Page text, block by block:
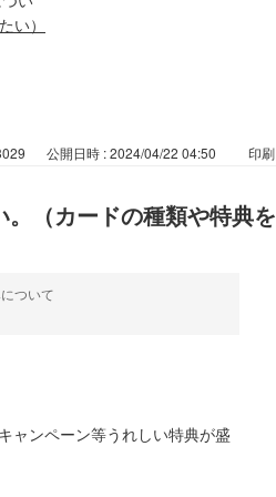
い）
公開日時 : 2024/04/22 04:50 印刷
（カードの種類や特典を
ついて
ャンペーン等うれしい特典が盛